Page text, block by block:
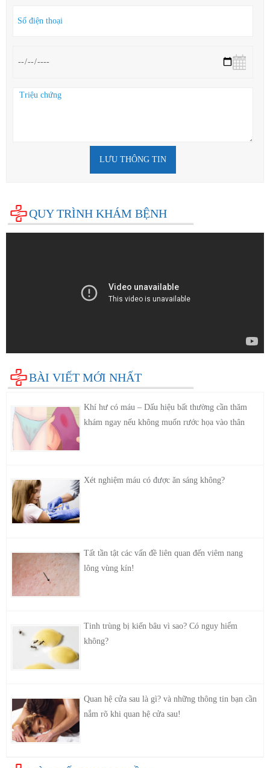
LƯU THÔNG TIN
QUY TRÌNH KHÁM BỆNH
BÀI VIẾT MỚI NHẤT
Khí hư có máu – Dấu hiệu bất thường cần thăm
khám ngay nếu không muốn rước họa vào thân
Xét nghiệm máu có được ăn sáng không?
Tất tần tật các vấn đề liên quan đến viêm nang
lông vùng kín!
Tinh trùng bị kiến bâu vì sao? Có nguy hiểm
không?
Quan hệ cửa sau là gì? và những thông tin bạn cần
nắm rõ khi quan hệ cửa sau!